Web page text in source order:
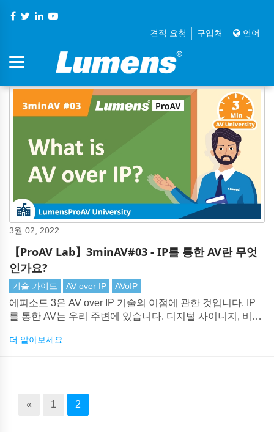
견적 요청 구입처 언어
3월 02, 2022
【ProAV Lab】3minAV#03 - IP를 통한 AV란 무엇
인가요?
기술 가이드 AV over IP AVoIP
에피소드 3은 AV over IP 기술의 이점에 관한 것입니다. IP
를 통한 AV는 우리 주변에 있습니다. 디지털 사이니지, 비디
트워크를 통한 비디오 채택은 막을 수 없으므로이 빠른 가이
더 알아보세요
« 1 2